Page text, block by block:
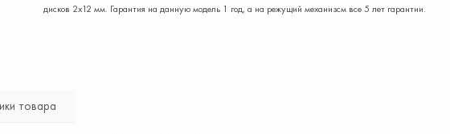
дисков 2х12 мм. Гарантия на данную модель 1 год, а на режущий механизсм все 5 лет гарантии.
товара